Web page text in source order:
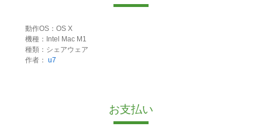
動作OS：OS X
機種：Intel Mac M1
種類：シェアウェア
作者： u7
お支払い